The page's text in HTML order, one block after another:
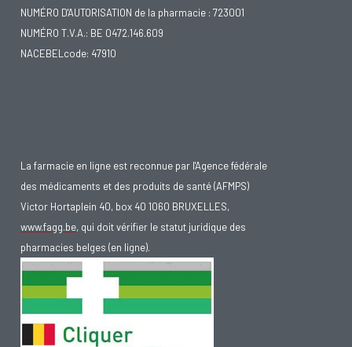
NUMÉRO D'AUTORISATION de la pharmacie : 723001
NUMÉRO T.V.A.: BE 0472.146.609
NACEBELcode: 47910
La farmacie en ligne est reconnue par l'Agence fédérale
des médicaments et des produits de santé (AFMPS)
Victor Hortaplein 40, box 40 1060 BRUXELLES,
www.fagg.be, qui doit vérifier le statut juridique des
pharmacies belges (en ligne).